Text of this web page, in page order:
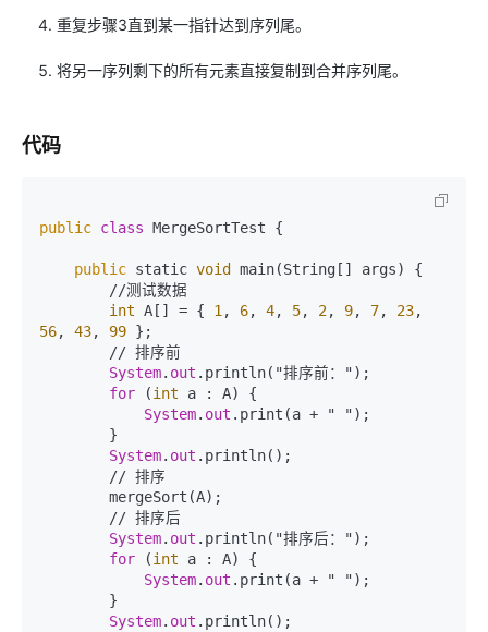
重复步骤3直到某一指针达到序列尾。
将另一序列剩下的所有元素直接复制到合并序列尾。
代码
public class MergeSortTest {
public static void
main(String[] args) {
int A[] = { 1, 6, 4, 5, 2, 9, 7, 23
56, 43, 99 };
System. out .println("排序前：");
for (int a : A) {
System. out .print(a + " ");
System. out .println();
System. out .println("排序后：");
for (int a : A) {
System. out .print(a + " ");
System. out .println();